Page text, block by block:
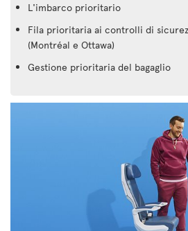
L'imbarco prioritario
Fila prioritaria ai controlli di
(Montréal e Ottawa)
Gestione prioritaria del bagaglio